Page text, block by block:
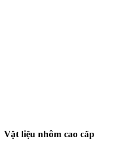
Vật liệu nhôm cao cấp